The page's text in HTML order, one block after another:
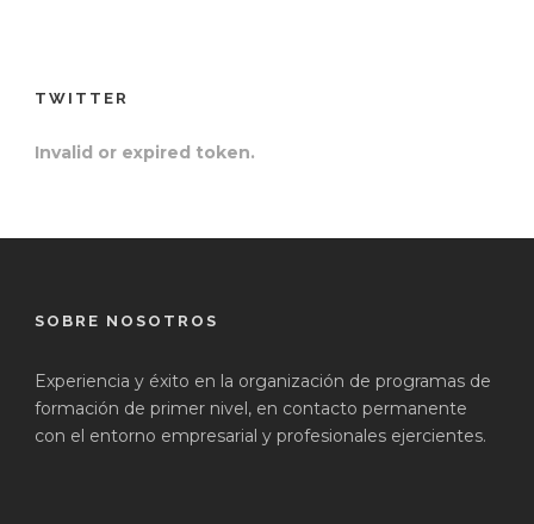
TWITTER
Invalid or expired token.
SOBRE NOSOTROS
Experiencia y éxito en la organización de programas de
formación de primer nivel, en contacto permanente
con el entorno empresarial y profesionales ejercientes.